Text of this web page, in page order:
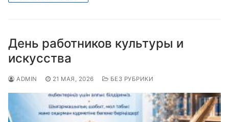
День работников культуры и
искусства
ADMIN 21 МАЯ, 2026 БЕЗ РУБРИКИ